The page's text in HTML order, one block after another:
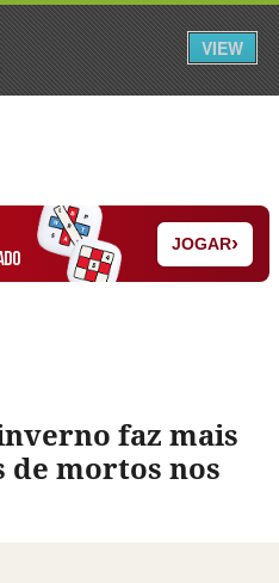
Assine Iniciar Sessão
JOGAR›
faz mais
de mortos nos
VIEW